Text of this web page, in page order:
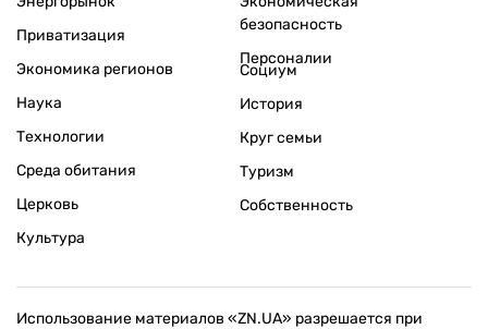
Приватизация
Экономика регионов
безопасность
Персоналии
Наука
Технологии
Среда обитания
Церковь
Культура
Социум
История
Круг семьи
Туризм
Собственность
Использование материалов «ZN.UA» разрешается при